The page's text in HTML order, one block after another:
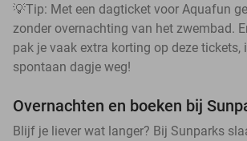
💡Tip: Met een dagticket voor Aquafun
zonder overnachting van het zwembad.
pak je vaak extra korting op deze tickets,
spontaan dagje weg!
Overnachten en boeken bij
Blijf je liever wat langer? Bij Sunparks